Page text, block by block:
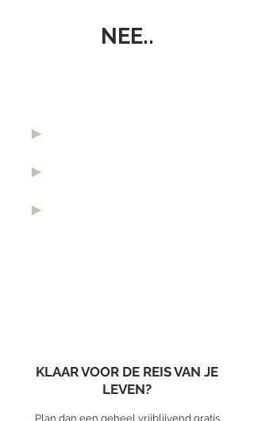
NEE..
▶︎
▶︎
▶︎
KLAAR VOOR DE REIS VAN JE
LEVEN?
​Plan dan een geheel vrijblijvend gratis